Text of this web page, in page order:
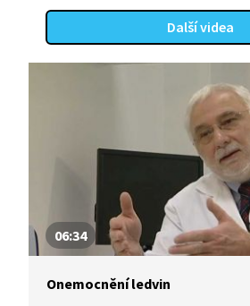
Další videa
06:34
Onemocnění ledvin